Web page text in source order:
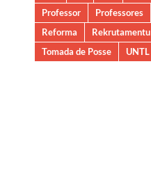
Professor
Professores
Reforma
Rekrutamentu
Tomada de Posse
UNTL